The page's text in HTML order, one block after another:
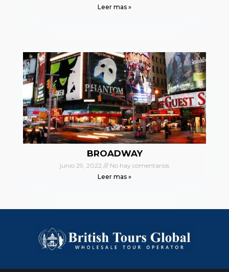
Leer mas »
BROADWAY
junio 29, 2022
No hay comentarios
Leer mas »